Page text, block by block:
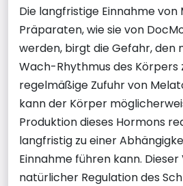
Die langfristige Einnahme von
Präparaten, wie sie von
werden, birgt die Gefahr, den
Wach-Rhythmus des Körpers
regelmäßige Zufuhr von
kann der Körper
Produktion dieses Hormons
langfristig zu einer
Einnahme führen kann.
natürlicher Regulation des